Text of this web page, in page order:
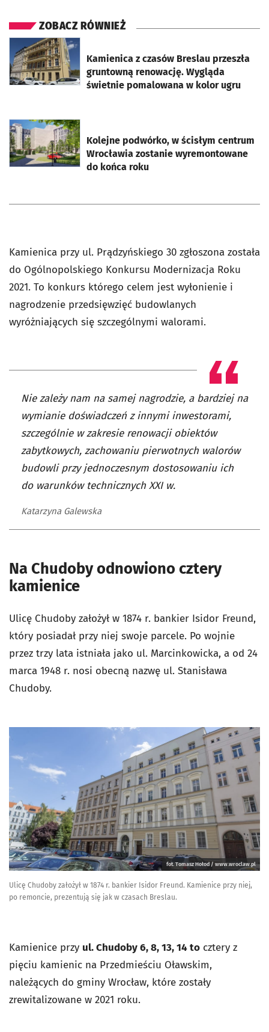
ZOBACZ RÓWNIEŻ
Kamienica z czasów Breslau przeszła
gruntowną renowację. Wygląda
świetnie pomalowana w kolor ugru
otworzy się w nowej karcie
Kolejne podwórko, w ścisłym centrum
Wrocławia zostanie wyremontowane
do końca roku
otworzy się w nowej karcie
Kamienica przy ul. Prądzyńskiego 30 zgłoszona została
do Ogólnopolskiego Konkursu Modernizacja Roku
2021. To konkurs którego celem jest wyłonienie i
nagrodzenie przedsięwzięć budowlanych
wyróżniających się szczególnymi walorami.
Nie zależy nam na samej nagrodzie, a bardziej na
wymianie doświadczeń z innymi inwestorami,
szczególnie w zakresie renowacji obiektów
zabytkowych, zachowaniu pierwotnych walorów
budowli przy jednoczesnym dostosowaniu ich
do warunków technicznych XXI w.
Katarzyna Galewska
Na Chudoby odnowiono cztery
kamienice
Ulicę Chudoby założył w 1874 r. bankier Isidor Freund,
który posiadał przy niej swoje parcele. Po wojnie
przez trzy lata istniała jako ul. Marcinkowicka, a od 24
marca 1948 r. nosi obecną nazwę ul. Stanisława
Chudoby.
fot. Tomasz Hołod / www.wroclaw.pl
Ulicę Chudoby założył w 1874 r. bankier Isidor Freund. Kamienice przy niej,
po remoncie, prezentują się jak w czasach Breslau.
Kamienice przy ul. Chudoby 6, 8, 13, 14 to cztery z
pięciu kamienic na Przedmieściu Oławskim,
należących do gminy Wrocław, które zostały
zrewitalizowane w 2021 roku.